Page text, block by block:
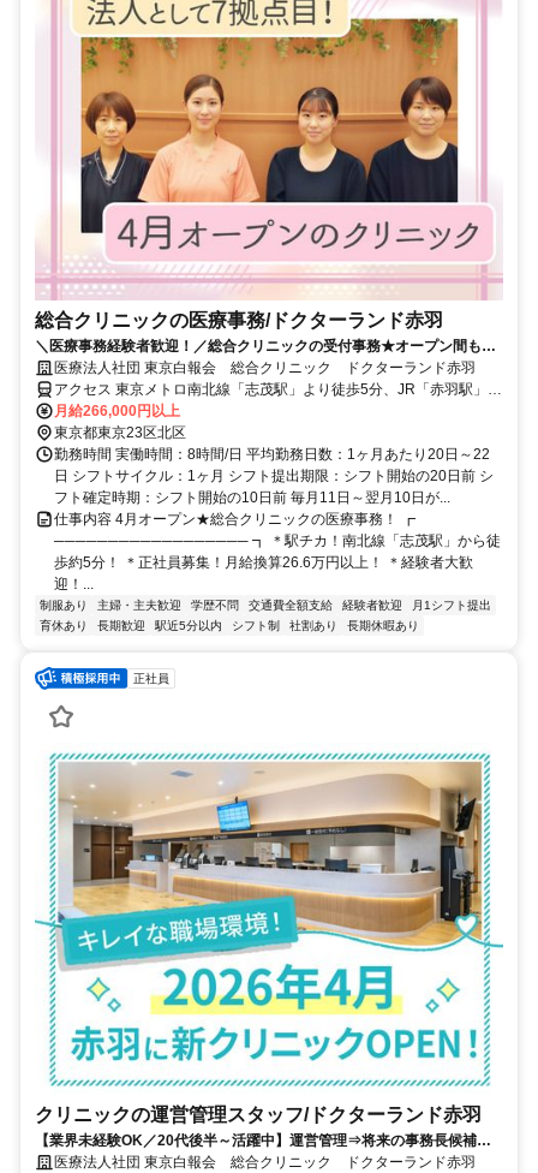
総合クリニックの医療事務/ドクターランド赤羽
＼医療事務経験者歓迎！／総合クリニックの受付事務★オープン間もな
いキレイな職場♪面接1回♪
医療法人社団 東京白報会 総合クリニック ドクターランド赤羽
アクセス 東京メトロ南北線「志茂駅」より徒歩5分、JR「赤羽駅」よ
り徒歩15分、都営バス「北車庫前」停留所より徒歩3分
月給266,000円以上
東京都東京23区北区
勤務時間 実働時間：8時間/日 平均勤務日数：1ヶ月あたり20日～22
日 シフトサイクル：1ヶ月 シフト提出期限：シフト開始の20日前 シ
フト確定時期：シフト開始の10日前 毎月11日～翌月10日が...
仕事内容 4月オープン★総合クリニックの医療事務！ ┏
────────────────── ┓ ＊駅チカ！南北線「志茂駅」から徒
歩約5分！ ＊正社員募集！月給換算26.6万円以上！ ＊経験者大歓
迎！...
制服あり 主婦・主夫歓迎 学歴不問 交通費全額支給 経験者歓迎
月1シフト提出
育休あり
長期歓迎 駅近5分以内 シフト制 社割あり 長期休暇あり
正社員
クリニックの運営管理スタッフ/ドクターランド赤羽
【業界未経験OK／20代後半～活躍中】運営管理⇒将来の事務長候補★
月給換算33.4万円～！2026年4月OPENのキレイなクリニック！
医療法人社団 東京白報会 総合クリニック ドクターランド赤羽